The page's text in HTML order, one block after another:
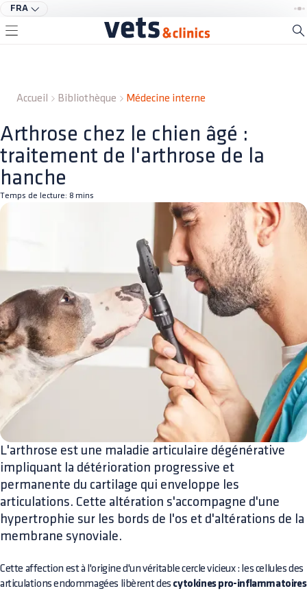
FRA
Accueil Bibliothèque Médecine interne
Arthrose chez le chien âgé :
traitement de l'arthrose de la
hanche
Temps de lecture: 8 mins
L'arthrose est une maladie articulaire dégénérative
impliquant la détérioration progressive et
permanente du cartilage qui enveloppe les
articulations. Cette altération s'accompagne d'une
hypertrophie sur les bords de l'os et d'altérations de la
membrane synoviale.
Cette affection est à l'origine d'un véritable cercle vicieux : les cellules des
articulations endommagées libèrent des cytokines pro-inflammatoires